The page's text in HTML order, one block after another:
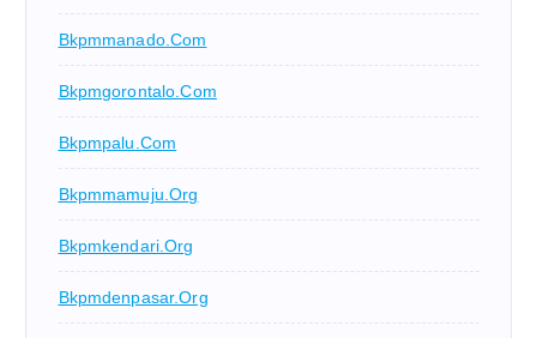
Bkpmmanado.com
Bkpmgorontalo.com
Bkpmpalu.com
Bkpmmamuju.org
Bkpmkendari.org
Bkpmdenpasar.org